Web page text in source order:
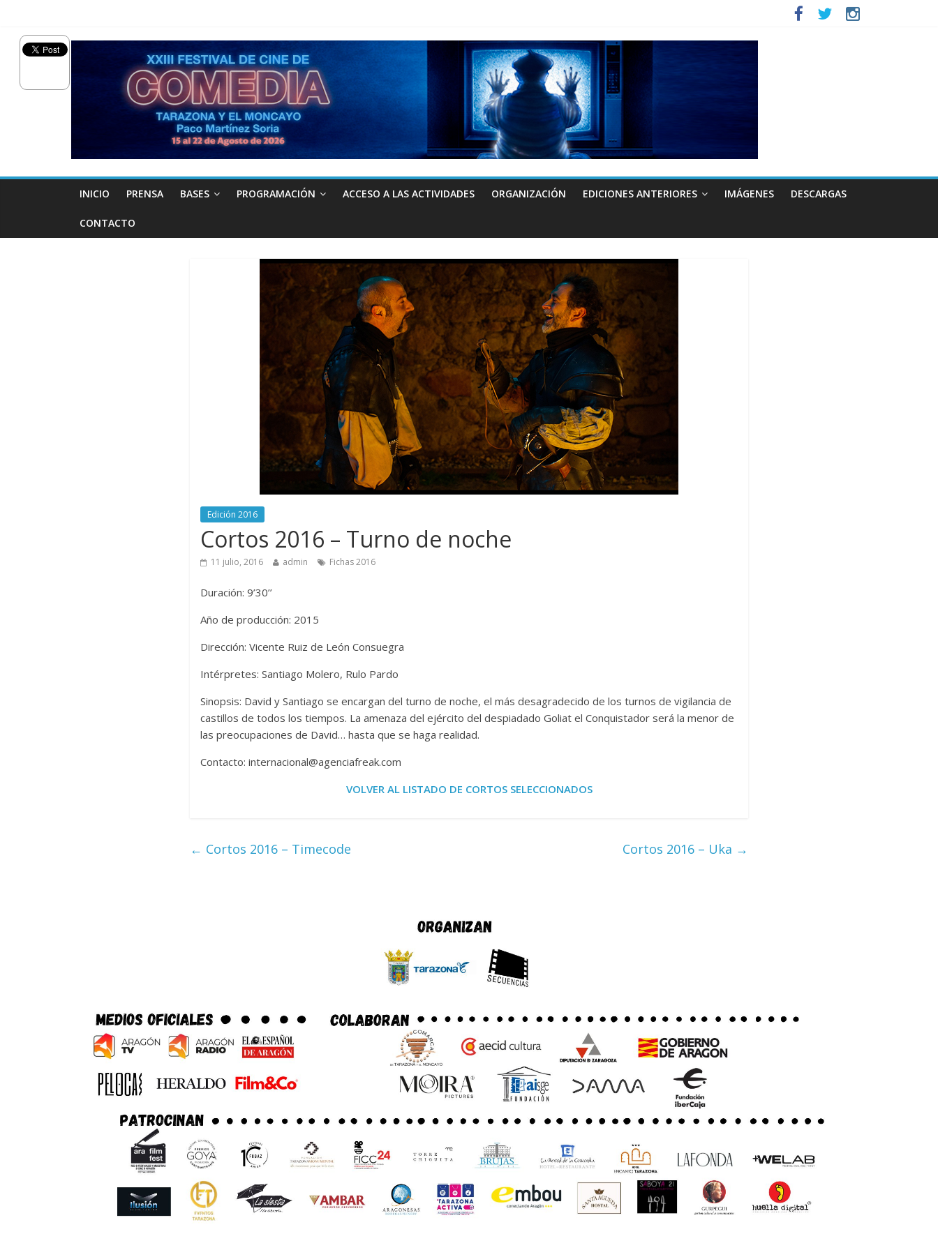
INICIO PRENSA BASES PROGRAMACIÓN ACCESO A LAS ACTIVIDADES ORGANIZACIÓN EDICIONES ANTERIORES IMÁGENES DESCARGAS
CONTACTO
Edición 2016
Cortos 2016 – Turno de noche
11 julio, 2016 admin Fichas 2016
Duración: 9’30’’
Año de producción: 2015
Dirección: Vicente Ruiz de León Consuegra
Intérpretes: Santiago Molero, Rulo Pardo
Sinopsis: David y Santiago se encargan del turno de noche, el más desagradecido de los turnos de vigilancia de
castillos de todos los tiempos. La amenaza del ejército del despiadado Goliat el Conquistador será la menor de
las preocupaciones de David… hasta que se haga realidad.
Contacto: internacional@agenciafreak.com
VOLVER AL LISTADO DE CORTOS SELECCIONADOS
← Cortos 2016 – Timecode Cortos 2016 – Uka →